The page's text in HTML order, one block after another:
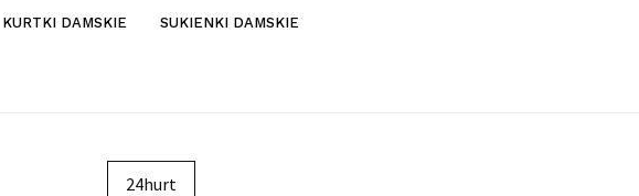
KURTKI DAMSKIE SUKIENKI DAMSKIE
24hurt